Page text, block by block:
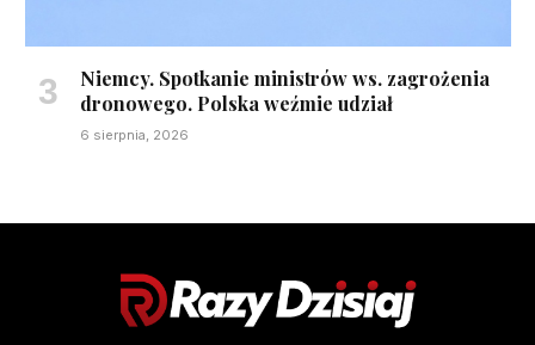
Niemcy. Spotkanie ministrów ws. zagrożenia
dronowego. Polska weźmie udział
6 sierpnia, 2026